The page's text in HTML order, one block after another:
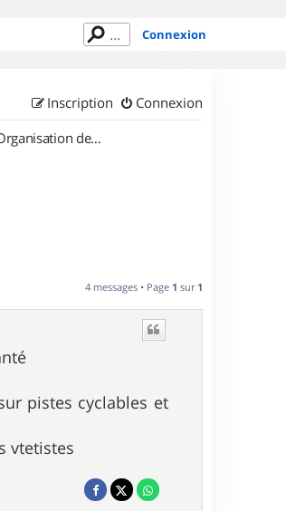
Connexion
Connexion
Inscription
Organisation de sorties en région Provence Alpes Côte d'Azur
4 messages • Page 1 sur 1
pistes cyclables et
vtetistes